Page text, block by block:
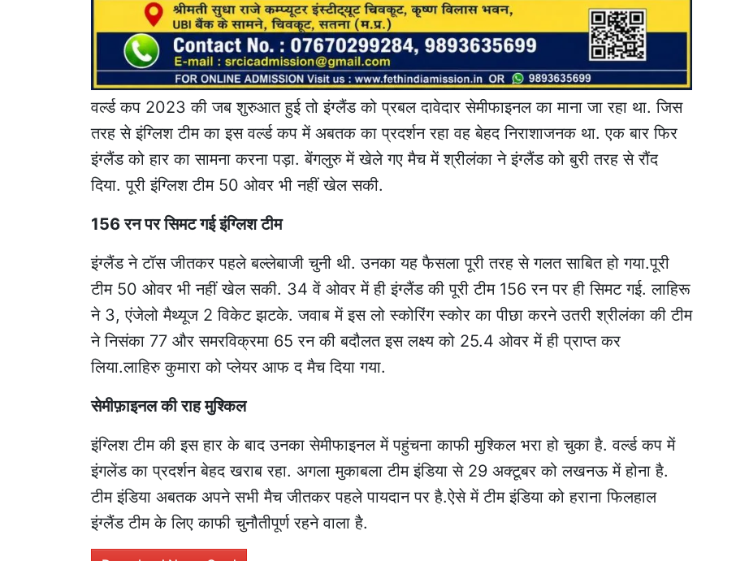
वर्ल्ड कप 2023 की जब शुरुआत हुई तो इंग्लैंड को प्रबल दावेदार सेमीफाइनल का माना जा रहा था. जिस
तरह से इंग्लिश टीम का इस वर्ल्ड कप में अबतक का प्रदर्शन रहा वह बेहद निराशाजनक था. एक बार फिर
इंग्लैंड को हार का सामना करना पड़ा. बेंगलुरु में खेले गए मैच में श्रीलंका ने इंग्लैंड को बुरी तरह से रौंद
दिया. पूरी इंग्लिश टीम 50 ओवर भी नहीं खेल सकी.
156 रन पर सिमट गई इंग्लिश टीम
इंग्लैंड ने टॉस जीतकर पहले बल्लेबाजी चुनी थी. उनका यह फैसला पूरी तरह से गलत साबित हो गया.पूरी
टीम 50 ओवर भी नहीं खेल सकी. 34 वें ओवर में ही इंग्लैंड की पूरी टीम 156 रन पर ही सिमट गई. लाहिरू
ने 3, एंजेलो मैथ्यूज 2 विकेट झटके. जवाब में इस लो स्कोरिंग स्कोर का पीछा करने उतरी श्रीलंका की टीम
ने निसंका 77 और समरविक्रमा 65 रन की बदौलत इस लक्ष्य को 25.4 ओवर में ही प्राप्त कर
लिया.लाहिरु कुमारा को प्लेयर आफ द मैच दिया गया.
सेमीफ़ाइनल की राह मुश्किल
इंग्लिश टीम की इस हार के बाद उनका सेमीफाइनल में पहुंचना काफी मुश्किल भरा हो चुका है. वर्ल्ड कप में
इंगलेंड का प्रदर्शन बेहद खराब रहा. अगला मुकाबला टीम इंडिया से 29 अक्टूबर को लखनऊ में होना है.
टीम इंडिया अबतक अपने सभी मैच जीतकर पहले पायदान पर है.ऐसे में टीम इंडिया को हराना फिलहाल
इंग्लैंड टीम के लिए काफी चुनौतीपूर्ण रहने वाला है.